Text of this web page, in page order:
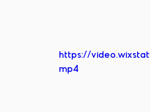
https://
mp4